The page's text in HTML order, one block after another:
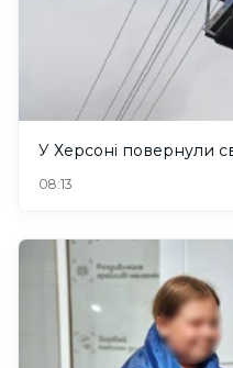
У Херсоні повернули
08:13